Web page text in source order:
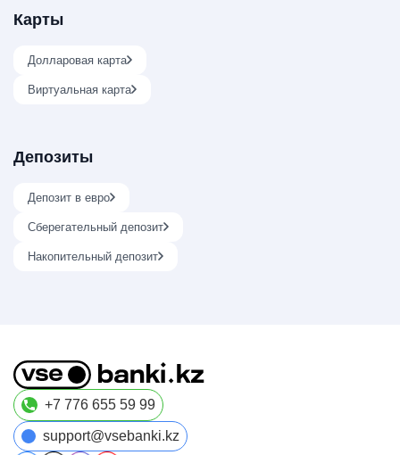
Карты
Долларовая карта
Виртуальная карта
Депозиты
Депозит в евро
Сберегательный депозит
Накопительный депозит
+7 776 655 59 99
support@vsebanki.kz